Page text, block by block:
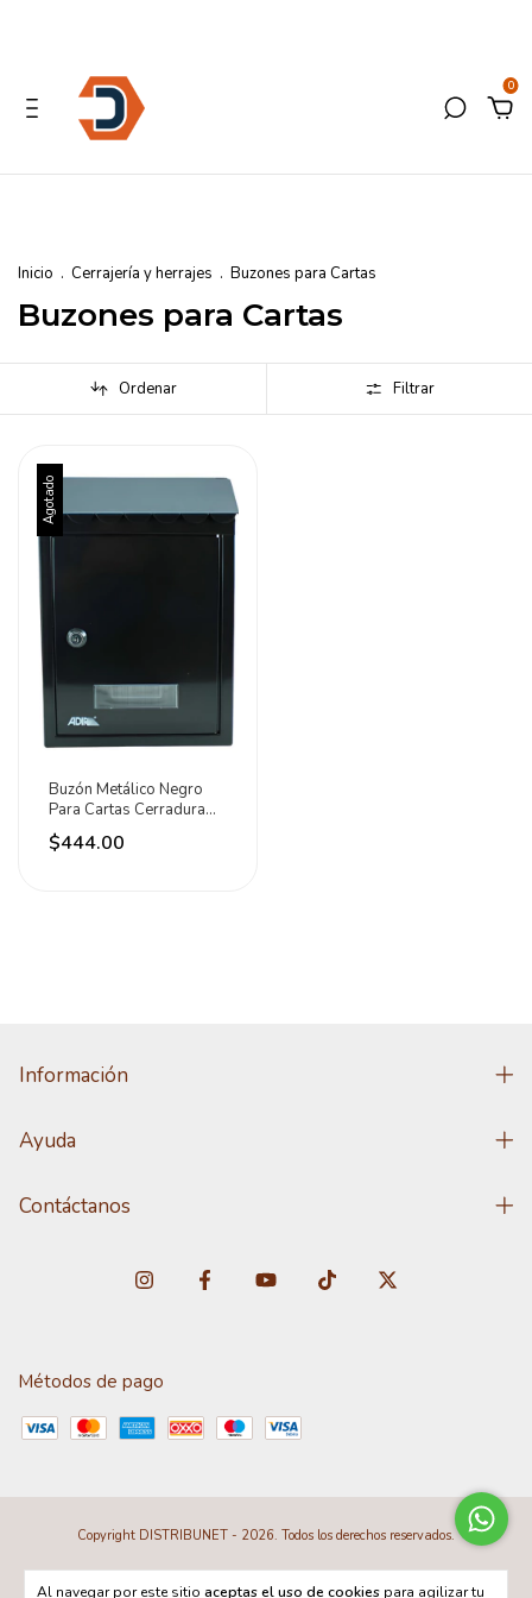
0
Al navegar por este sitio aceptas el uso de cookies para agilizar tu
Inicio . Cerrajería y herrajes . Buzones para Cartas
Buzones para Cartas
Ordenar Filtrar
Agotado
Buzón Metálico Negro
Para Cartas Cerradura
Con Llave Adir
$444.00
Información
Ayuda
Contáctanos
Métodos de pago
Copyright DISTRIBUNET - 2026. Todos los derechos reservados.